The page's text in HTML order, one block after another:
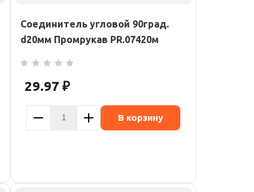
Соединитель угловой 90град.
d20мм Промрукав PR.07420м
29.97 ₽
В корзину